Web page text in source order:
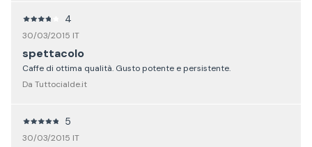
4
30/03/2015 IT
spettacolo
Caffe di ottima qualità. Gusto potente e persistente.
Da Tuttocialde.it
5
30/03/2015 IT